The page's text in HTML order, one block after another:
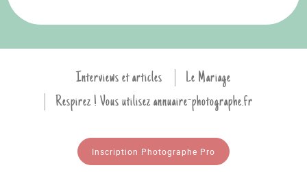
Interviews et articles
Le Mariage
Respirez ! Vous utilisez annuaire-photographe.fr
Inscription Photographe Pro